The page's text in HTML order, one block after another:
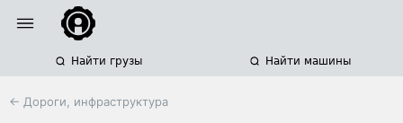
Найти грузы Найти машины
← Дороги, инфраструктура